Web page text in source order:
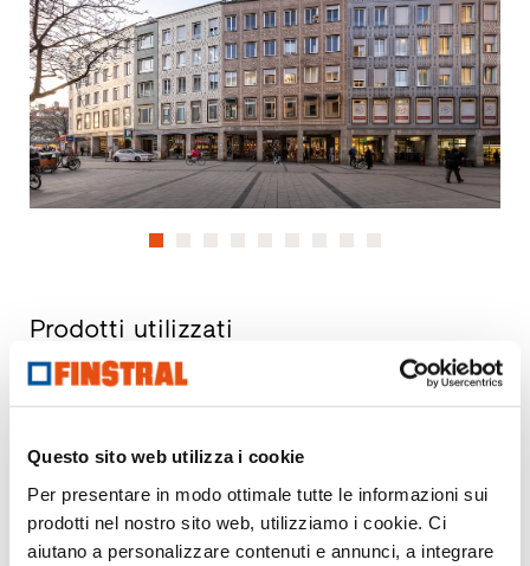
Questo sito web utilizza i cookie
Per presentare in modo ottimale tutte le informazioni sui
prodotti nel nostro sito web, utilizziamo i cookie. Ci
aiutano a personalizzare contenuti e annunci, a integrare
Prodotti utilizzati
U
- Coefficiente di trasmittanza termica della finestra
npd- no performance determined (prestazione non
determinata)